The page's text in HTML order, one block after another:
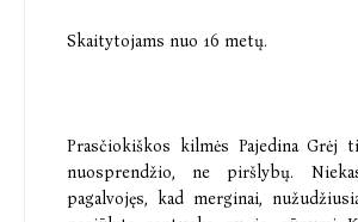
Skaitytojams nuo 16 metų.
Prasčiokiškos kilmės Pajedina Grėj
nuosprendžio, ne piršlybų.
pagalvojęs, kad merginai,